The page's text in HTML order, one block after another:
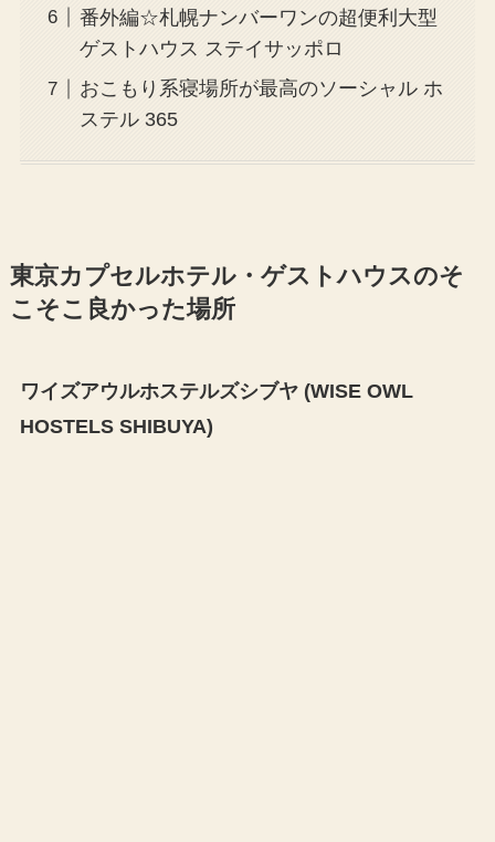
番外編☆札幌ナンバーワンの超便利大型
ゲストハウス ステイサッポロ
おこもり系寝場所が最高のソーシャル ホ
ステル 365
東京カプセルホテル・ゲストハウスのそ
こそこ良かった場所
ワイズアウルホステルズシブヤ (WISE OWL
HOSTELS SHIBUYA)